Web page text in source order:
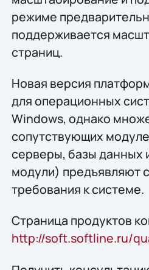
режиме
поддерживается
страниц.
Новая версия
для операционных
Windows, однако
сопутствующих
серверы, базы данных
модули) предъявляют
требования к системе.
Страница продуктов
http://soft.softline.ru/